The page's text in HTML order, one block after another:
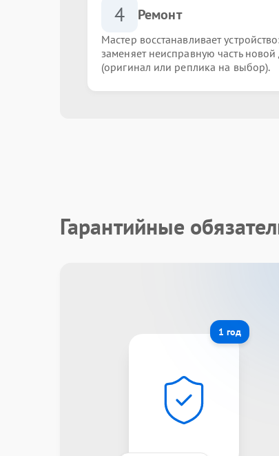
4 Ремонт
Мастер восстанавливает
заменяет неисправную часть новой
(оригинал или реплика на выбор).
Гарантийные
1 год